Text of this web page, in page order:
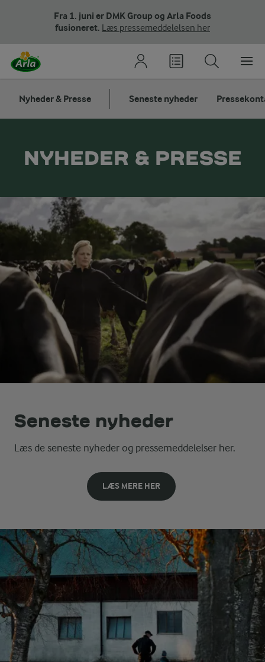
Fra 1. juni er DMK Group og Arla Foods
fusioneret. Læs pressemeddelelsen her
Nyheder & Presse Seneste nyheder
NYHEDER & PRESSE
Seneste nyheder
Læs de seneste nyheder og pressemeddelelser her.
LÆS MERE HER